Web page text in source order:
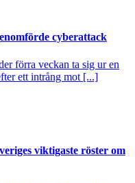
cyberattack
förra veckan ta sig ur en
ett intrång mot [...]
viktigaste röster om